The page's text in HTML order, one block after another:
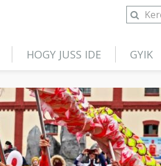
HOGY JUSS IDE GYIK